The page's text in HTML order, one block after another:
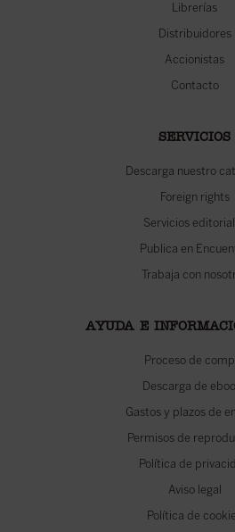
Librerías
Distribuidores
Accionistas
Contacto
SERVICIOS
Descarga nuestro
Foreign rights
Servicios
Publica en
Trabaja con
AYUDA E
Proceso de
Descarga de
Gastos y plazos de
Permisos de
Política de
Aviso legal
Política de